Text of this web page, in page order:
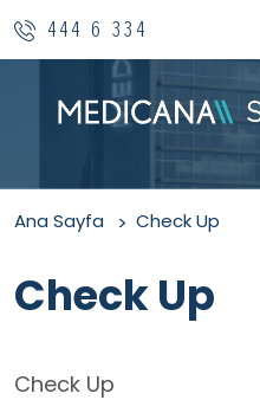
444 6 334
Ana Sayfa Check Up
Check Up
Check Up